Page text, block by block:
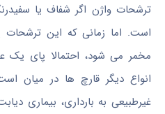
ترشحات واژن اگر شفاف یا
است. اما زمانی که این ترشحات
مخمر می شود، احتمالا پای یک
انواع دیگر قارچ ها در میان
غیرطبیعی به بارداری، بیماری